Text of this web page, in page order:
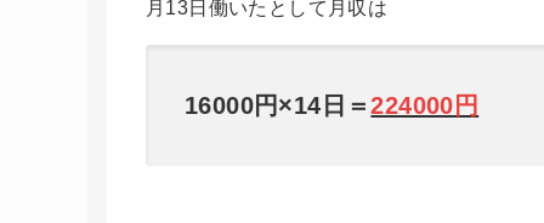
月13日働いたとして月収は
16000円×14日＝224000円